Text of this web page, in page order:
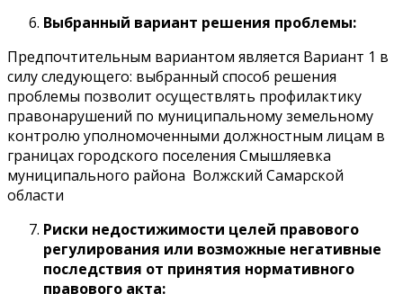
Выбранный вариант решения проблемы:
Предпочтительным вариантом является Вариант 1 в
силу следующего: выбранный способ решения
проблемы позволит осуществлять профилактику
правонарушений по муниципальному земельному
контролю уполномоченными должностным лицам в
границах городского поселения Смышляевка
муниципального района Волжский Самарской
области
Риски недостижимости целей правового
регулирования или возможные негативные
последствия от принятия нормативного
правового акта: